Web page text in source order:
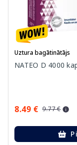
Uztura bagātinātājs
NATEO D 4000
8.49 € 9.77 €